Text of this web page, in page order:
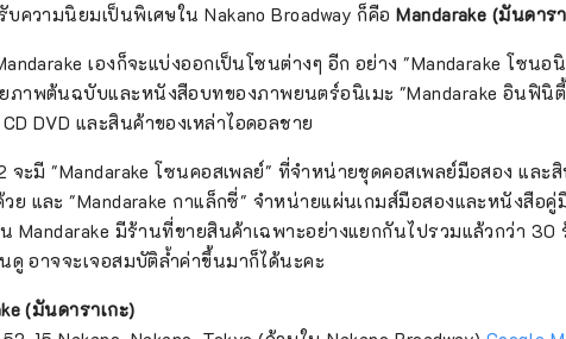
บความนิยมเป็นพิเศษใน Nakano Broadway ก็คือMandarake (มันดาร
เองก็จะแบ่งออกเป็นโซนต่างๆ อีก อย่าง "Mandarake โซนอ
ภาพต้นฉบับและหนังสือบทของภาพยนตร์อนิเมะ "Mandarake อินฟินิ
DVD และสินค้าของเหล่าไอดอลชาย
จะมี "Mandarake โซนคอสเพลย์" ที่จำหน่ายชุดคอสเพลย์มือสอง และ
วย และ "Mandarake กาแล็กซี่" จำหน่ายแผ่นเกมส์มือสองและหนังสือคู่
Mandarake มีร้านที่ขายสินค้าเฉพาะอย่างแยกกันไปรวมแล้วกว่า 30
ดู อาจจะเจอสมบัติล้ำค่าขึ้นมาก็ได้นะคะ
(มันดาราเกะ)